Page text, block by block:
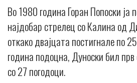
Во 1980 година Горан Попоски ја
најдобар стрелец со Калина од
откако двајцата постигнале по
година подоцна, Дуноски бил
со 27 погодоци.